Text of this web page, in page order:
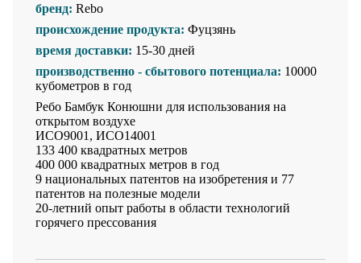
бренд: Rebo
происхождение продукта: Фуцзянь
время доставки: 15-30 дней
производственно - сбытового потенциала: 10000
кубометров в год
Ребо Бамбук Конюшни для использования на
открытом воздухе
ИСО9001, ИСО14001
133 400 квадратных метров
400 000 квадратных метров в год
9 национальных патентов на изобретения и 77
патентов на полезные модели
20-летний опыт работы в области технологий
горячего прессования